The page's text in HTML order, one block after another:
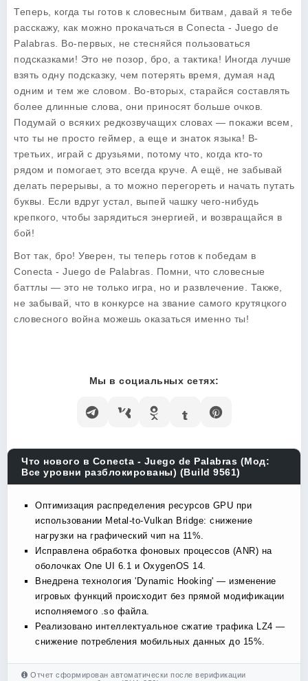
Теперь, когда ты готов к словесным битвам, давай я тебе
расскажу, как можно прокачаться в Conecta - Juego de
Palabras . Во-первых, не стесняйся пользоваться
подсказками! Это не позор, бро, а тактика! Иногда лучше
взять одну подсказку, чем потерять время, думая над
одним и тем же словом. Во-вторых, старайся составлять
более длинные слова, они приносят больше очков.
Подумай о всяких редкозвучащих словах — покажи всем,
что ты не просто геймер, а еще и знаток языка! В-
третьих, играй с друзьями, потому что, когда кто-то
рядом и помогает, это всегда круче. А ещё, не забывай
делать перерывы, а то можно перегореть и начать путать
буквы. Если вдруг устал, выпей чашку чего-нибудь
крепкого, чтобы зарядиться энергией, и возвращайся в
бой!
Вот так, бро! Уверен, ты теперь готов к победам в
Conecta - Juego de Palabras . Помни, что словесные
баттлы — это не только игра, но и развлечение. Также,
не забывай, что в конкурсе на звание самого крутяцкого
словесного война можешь оказаться именно ты!
Мы в социальных сетях:
Что нового в Conecta - Juego de Palabras (Мод:
Все уровни разблокированы) (Build 9561)
Оптимизация распределения ресурсов GPU при
использовании Metal-to-Vulkan Bridge: снижение
нагрузки на графический чип на 11%.
Исправлена обработка фоновых процессов (ANR) на
оболочках One UI 6.1 и OxygenOS 14.
Внедрена технология 'Dynamic Hooking' — изменение
игровых функций происходит без прямой модификации
исполняемого .so файла.
Реализовано интеллектуальное сжатие трафика LZ4 —
снижение потребления мобильных данных до 15%.
Отчет сформирован автоматически после верификации